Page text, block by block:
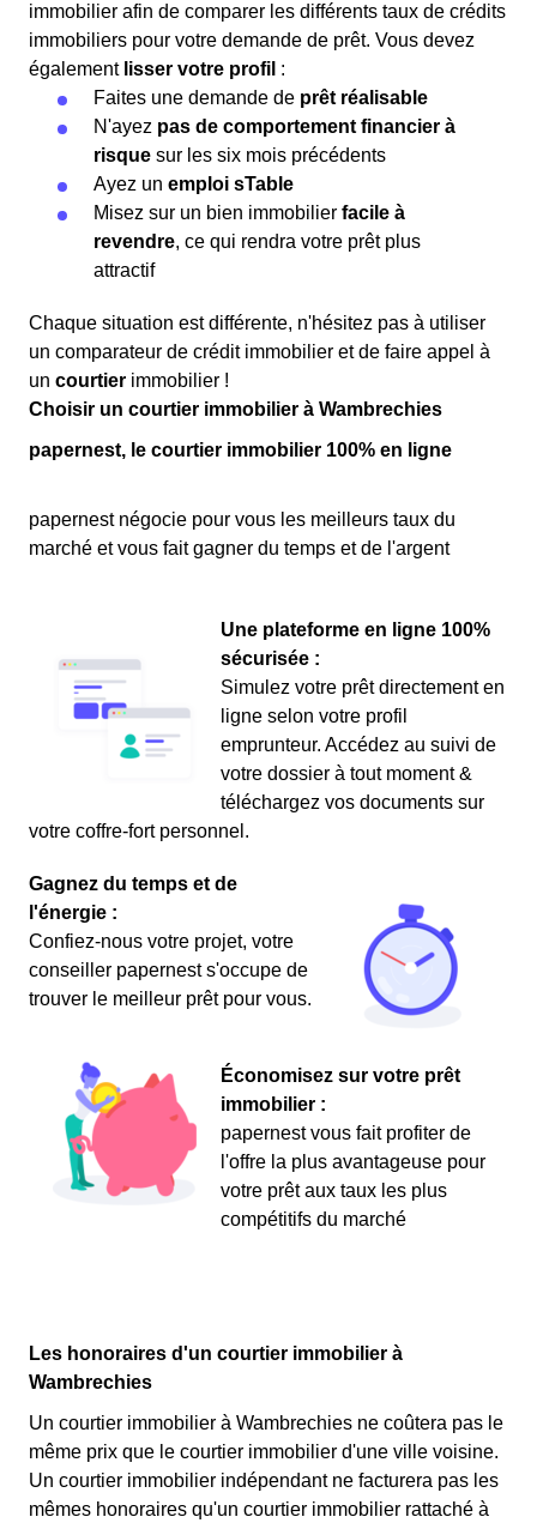
immobilier afin de comparer les différents taux de crédits
immobiliers pour votre demande de prêt. Vous devez
également lisser votre profil :
Faites une demande de prêt réalisable
N'ayez pas de comportement financier à
risque sur les six mois précédents
Ayez un emploi sTable
Misez sur un bien immobilier facile à
revendre, ce qui rendra votre prêt plus
attractif
Chaque situation est différente, n'hésitez pas à utiliser
un comparateur de crédit immobilier et de faire appel à
un courtier immobilier !
Choisir un courtier immobilier à Wambrechies
papernest, le courtier immobilier 100% en ligne
papernest négocie pour vous les meilleurs taux du
marché et vous fait gagner du temps et de l'argent
Une plateforme en ligne 100%
sécurisée :
Simulez votre prêt directement en
ligne selon votre profil
emprunteur. Accédez au suivi de
votre dossier à tout moment &
téléchargez vos documents sur
votre coffre-fort personnel.
Gagnez du temps et de
l'énergie :
Confiez-nous votre projet, votre
conseiller papernest s'occupe de
trouver le meilleur prêt pour vous.
Économisez sur votre prêt
immobilier :
papernest vous fait profiter de
l'offre la plus avantageuse pour
votre prêt aux taux les plus
compétitifs du marché
Les honoraires d'un courtier immobilier à
Wambrechies
Un courtier immobilier à Wambrechies ne coûtera pas le
même prix que le courtier immobilier d'une ville voisine.
Un courtier immobilier indépendant ne facturera pas les
mêmes honoraires qu'un courtier immobilier rattaché à